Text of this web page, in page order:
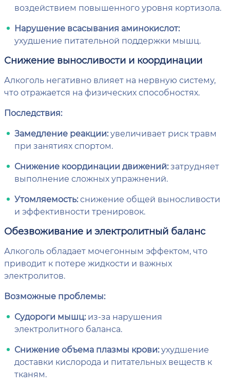
воздействием повышенного уровня кортизола.
Нарушение всасывания аминокислот:
ухудшение питательной поддержки мышц.
Снижение выносливости и координации
Алкоголь негативно влияет на нервную систему,
что отражается на физических способностях.
Последствия:
Замедление реакции:увеличивает риск травм
при занятиях спортом.
Снижение координации движений:затрудняет
выполнение сложных упражнений.
Утомляемость:снижение общей выносливости
и эффективности тренировок.
Обезвоживание и электролитный баланс
Алкоголь обладает мочегонным эффектом, что
приводит к потере жидкости и важных
электролитов.
Возможные проблемы:
Судороги мышц:из-за нарушения
электролитного баланса.
Снижение объема плазмы крови:ухудшение
доставки кислорода и питательных веществ к
тканям.